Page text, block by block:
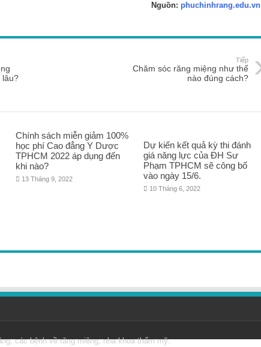
Nguồn: phuchinhrang.edu.vn
lâu?
Tiếp
Chăm sóc răng miệng như thế
nào đúng cách?
Chính sách miễn giảm 100%
học phí Cao đẳng Y Dược
TPHCM 2022 áp dụng đến
khi nào?
13 Tháng 9, 2022
Dự kiến kết quả kỳ thi đánh
giá năng lực của ĐH Sư
Phạm TPHCM sẽ công bố
vào ngày 15/6.
10 Tháng 6, 2022
, các bệnh về răng miệng, nha khoa thẩm mỹ.